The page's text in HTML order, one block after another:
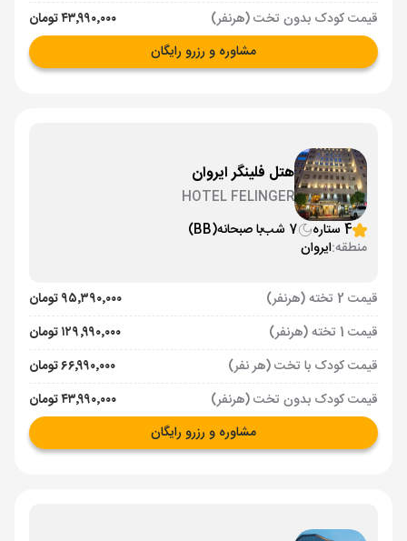
قیمت کودک بدون تخت (هرنفر)
۴۳٬۹۹۰٬۰۰۰ تومان
مشاوره و رزرو رایگان
هتل فلینگر ایروان
HOTEL FELINGER
4 ستاره
7 شب با صبحانه(BB)
منطقه:ایروان
قیمت 2 تخته (هرنفر)
۹۵٬۳۹۰٬۰۰۰ تومان
قیمت 1 تخته (هرنفر)
۱۲۹٬۹۹۰٬۰۰۰ تومان
قیمت کودک با تخت (هر نفر)
۶۶٬۹۹۰٬۰۰۰ تومان
قیمت کودک بدون تخت (هرنفر)
۴۳٬۹۹۰٬۰۰۰ تومان
مشاوره و رزرو رایگان